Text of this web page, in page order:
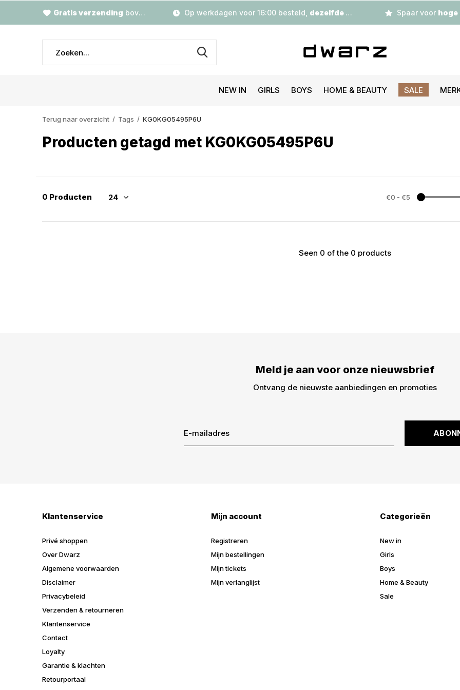
Meld je aan voor
dingen -> nieuwe
NEW IN GIRLS BOYS HOME & BEAUTY SALE
Gratis verzending boven €79,- Op werkdagen voor 16:00 besteld, dezelfde dag verzondenSpaar voor hoge korting
Terug naar overzicht Tags KG0KG05495P6U
Producten getagd met KG0KG05495P6U
0 Producten €0 - €5
Seen 0 of the 0 products
Meld je aan voor onze nieuwsbrief
Ontvang de nieuwste aanbiedingen en promoties
Klantenservice
Privé shoppen
Over Dwarz
Algemene voorwaarden
Disclaimer
Privacybeleid
Verzenden & retourneren
Klantenservice
Contact
Loyalty
Garantie & klachten
Retourportaal
Mijn account
Registreren
Mijn bestellingen
Mijn tickets
Mijn verlanglijst
Categorieën
New in
Girls
Boys
Home & Beauty
Sale